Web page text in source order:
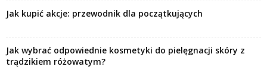
Jak kupić akcje: przewodnik dla początkujących
Jak wybrać odpowiednie kosmetyki do pielęgnacji skóry z
trądzikiem różowatym?